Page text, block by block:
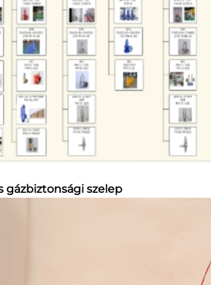
gázbiztonsági szelep